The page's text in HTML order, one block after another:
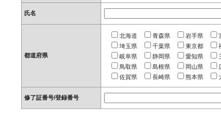
氏名
都道府県
北海道 青森県 岩手県
埼玉県
千葉県 東京都
岐阜県
静岡県 愛知県
鳥取県
島根県 岡山県
佐賀県
長崎県 熊本県
修了証番号/登録番号